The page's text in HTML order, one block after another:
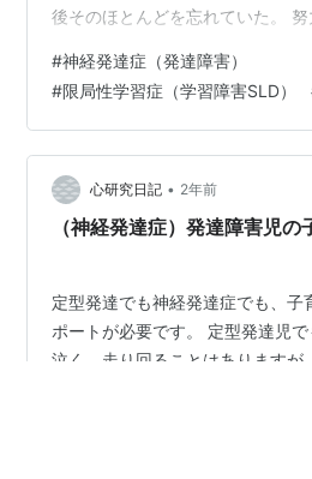
後そのほとんどを忘れていた。
が、人並に書けるようにはならな
ても学習障害は分かるし、配慮も
という、学習障害があっても書体
すい認識しやすくなる書体もある
先生や親御さんの心理的弊害にな
うのはもったいないと思う。 勉
#神経発達症（発達障害）
#限局性学習症（学習障害SLD）
心研究日記 • 2年前
（神経発達症）発達障害児の